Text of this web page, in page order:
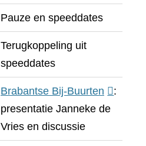
Pauze en speeddates
Terugkoppeling uit
speeddates
Brabantse Bij-Buurten (verwijst
naar
:
presentatie Janneke de
Vries en discussie